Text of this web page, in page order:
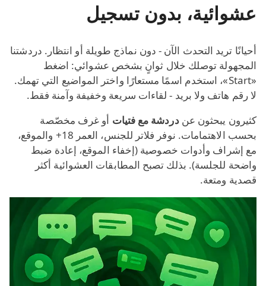
عشوائية، بدون تسجيل
أحيانًا تريد التحدث الآن - دون نماذج طويلة أو انتظار. دردشتنا
المجهولة توصلك خلال ثوانٍ بشخص عشوائي: اضغط
«Start»، استخدم اسمًا مستعارًا واختر المواضيع التي تهمك.
لا رقم هاتف ولا بريد - لقاءات سريعة وخفيفة وآمنة فقط.
كثيرون يبحثون عندردشة مع فتيات أو غرف مخصّصة
بحسب الاهتمامات. نوفر فلاتر للجنس، العمر 18+ والموقع،
مع إشراف وأدوات خصوصية (إخفاء الموقع، إعادة ضبط
واضحة للجلسة). بذلك تصبح المطابقات العشوائية أكثر
قصدية ومتعة.